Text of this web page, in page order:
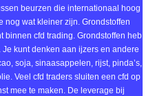
beurzen die internationaal hoog
kleiner zijn. Grondstoffen
binnen cfd trading. Grondstoffen heb
kunt denken aan ijzers en andere
soja, sinaasappelen, rijst, pinda’s,
Veel cfd traders sluiten een cfd op
mee te maken. De leverage bij